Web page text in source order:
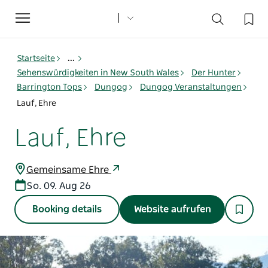
Toggle
navigation
Startseite
...
Sehenswürdigkeiten in New South Wales
Der Hunter
Barrington Tops
Dungog
Dungog Veranstaltungen
Lauf, Ehre
Lauf, Ehre
Gemeinsame Ehre
So. 09. Aug 26
Booking details Website aufrufen